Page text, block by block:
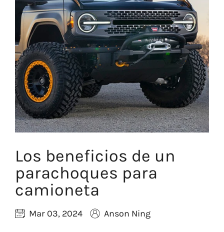
Los beneficios de un
parachoques para
camioneta
Mar 03, 2024 Anson Ning